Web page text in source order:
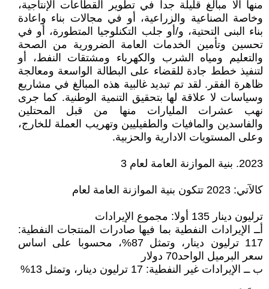
منها الا مبالغ قليلة جدا في تطوير القطاعات الإنتاجية،
وخاصة الصناعية والزراعية، أو في مجالات بناء واعادة
بناء البنى التحتية، و/أو جلب التكنلوجيا المتطورة، أو في
تحسين وتأمين الخدمات العامة الضرورية من الصحة
والتعليم ومياه الشرب والكهرباء ومشتقات النفط، أو
لتنفيذ خطط جادة للقضاء على البطالة الواسعة ومعالجة
ظاهرة الفقر. لقد تم تبديد غالبية هذه المبالغ في مشاريع
وسياسات لا علاقة لها بتحقيق التنمية الوطنية. كما جرى
نهب عشرات المليارات منها من قبل المحتلين
والفاسدين والمافيات والطفيليين وتهريب العملة للخارج،
وعلى المستويات الادارية والحزبية.
2023. بنية الموازنة العامة لعام 3
كالآتي: 2023 تتكون بنية الموازنة العامة لعام
ترليون دينار 135 أولا: مجموع الإيرادات
أــ الإيرادات النفطية بما فيها صادرات المنتجات النفطية:
117 ترليون دينار، وتمثل 87%، محسوبا على اساس
سعر البرميل الواحد70 دولار
ب ــ الإيرادات غير النفطية: 17 ترليون دينار، وتمثل 13%